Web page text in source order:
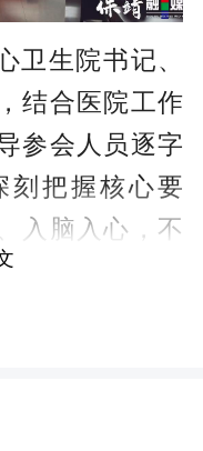
卫生院书记、
结合医院工作
参会人员逐字
刻把握核心要
入脑入心，不
治判断力、政